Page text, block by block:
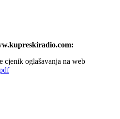
cjenik oglašavanja na web